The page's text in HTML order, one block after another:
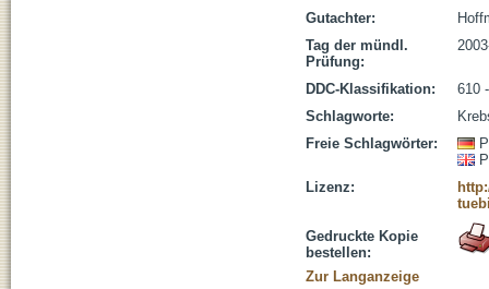
Gutachter:
Tag der mündl.
Prüfung:
DDC-Klassifikation:
610
Schlagworte:
Freie Schlagwörter:
Lizenz:
Gedruckte Kopie
bestellen:
Zur Langanzeige